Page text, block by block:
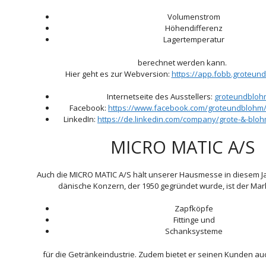
Volumenstrom
Höhendifferenz
Lagertemperatur
berechnet werden kann.
Hier geht es zur Webversion: https://
Internetseite des Ausstellers:
Facebook: https://www.facebook.com/groteundblohm/
LinkedIn: https://de.linkedin.com/company/grote-&-
MICRO MATIC A/S
Auch die MICRO MATIC A/S hält unserer Hausmesse in diesem
dänische Konzern, der 1950 gegründet wurde, ist der
Zapfköpfe
Fittinge und
Schanksysteme
für die Getränkeindustrie. Zudem bietet er seinen Kunden